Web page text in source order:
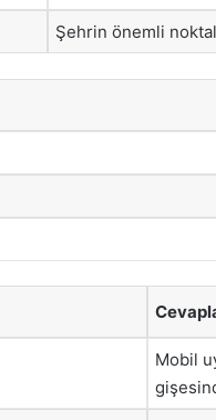
Şehrin önemli
Mobil